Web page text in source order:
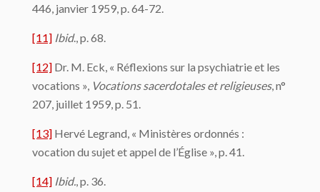
446, janvier 1959, p. 64-72.
[11] Ibid., p. 68.
[12] Dr. M. Eck, « Réflexions sur la psychiatrie et les
vocations », Vocations sacerdotales et religieuses, n°
207, juillet 1959, p. 51.
[13] Hervé Legrand, « Ministères ordonnés :
vocation du sujet et appel de l’Église », p. 41.
[14] Ibid. , p. 36.